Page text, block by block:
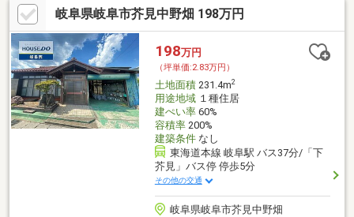
岐阜県岐阜市芥見中野畑 198万円
198万円
（坪単価:2.83万円）
土地面積231.4m2
用途地域１種住居
建ぺい率60%
容積率200%
建築条件なし
東海道本線 岐阜駅 バス37分/「下
芥見」バス停 停歩5分
その他の交通
岐阜県岐阜市芥見中野畑